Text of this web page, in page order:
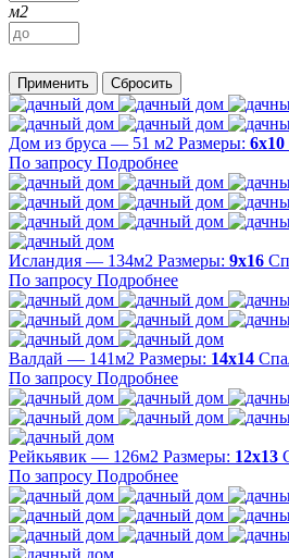
м2
Применить Сбросить
Дом из бруса — 51 м2 Размеры: 6х10
По запросу Подробнее
Исландия — 134м2 Размеры: 9х16
По запросу Подробнее
Валдай — 141м2 Размеры: 14х14
По запросу Подробнее
Рейкьявик — 126м2 Размеры: 12х13
По запросу Подробнее